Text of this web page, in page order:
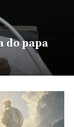
do papa